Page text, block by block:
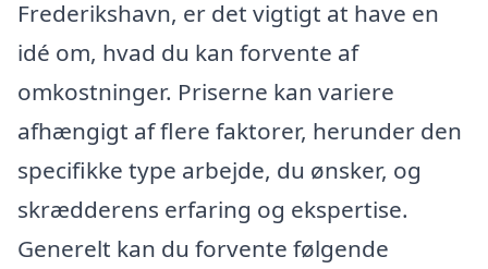
Frederikshavn, er det vigtigt at have en
idé om, hvad du kan forvente af
omkostninger. Priserne kan variere
afhængigt af flere faktorer, herunder den
specifikke type arbejde, du ønsker, og
skrædderens erfaring og ekspertise.
Generelt kan du forvente følgende